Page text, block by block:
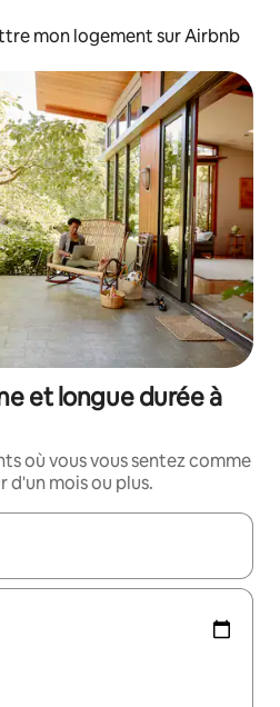
mon logement sur Airbnb
et longue durée à
où vous vous sentez comme
d'un mois ou plus.
utilisez les flèches vers le